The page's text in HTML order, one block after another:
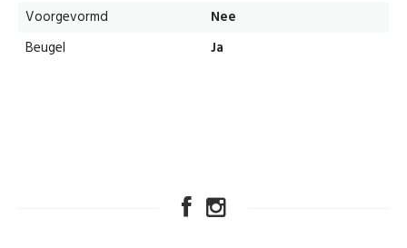
Voorgevormd
Nee
Beugel
Ja